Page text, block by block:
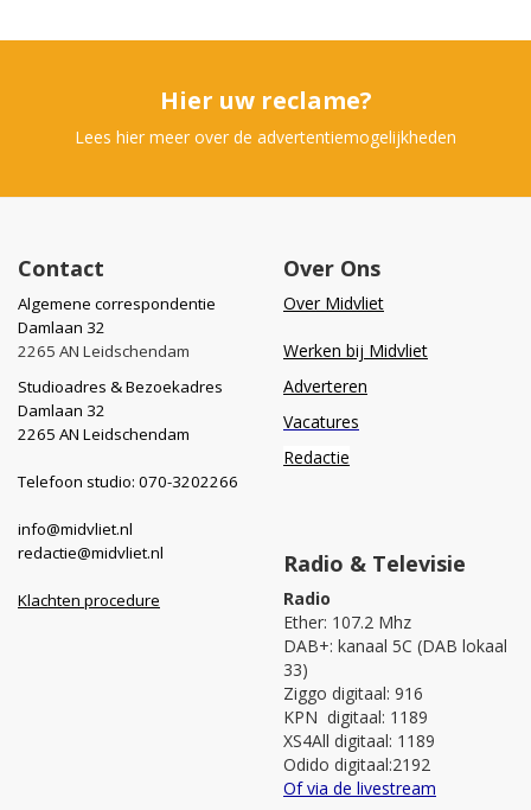
Hier uw reclame?
Lees hier meer over de advertentiemogelijkheden
Contact
Algemene correspondentie
Damlaan 32
2265 AN Leidschendam
Studioadres & Bezoekadres
Damlaan 32
2265 AN Leidschendam
Telefoon studio: 070-3202266
info@midvliet.nl
redactie@midvliet.nl
Klachten procedure
Over Ons
Over Midvliet
Werken bij Midvliet
Adverteren
Vacatures
Redactie
Radio & Televisie
Radio
Ether: 107.2 Mhz
DAB+: kanaal 5C (DAB lokaal
33)
Ziggo digitaal: 916
KPN digitaal: 1189
XS4All digitaal: 1189
Odido digitaal:2192
Of via de livestream